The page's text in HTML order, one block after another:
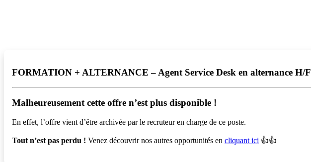
FORMATION + ALTERNANCE – Agent Service Desk en alternance H/F
Malheureusement cette offre n’est plus disponible !️
En effet, l’offre vient d’être archivée par le recruteur en charge de ce poste.
Tout n’est pas perdu ! Venez découvrir nos autres opportunités en cliquant ici 👍👍